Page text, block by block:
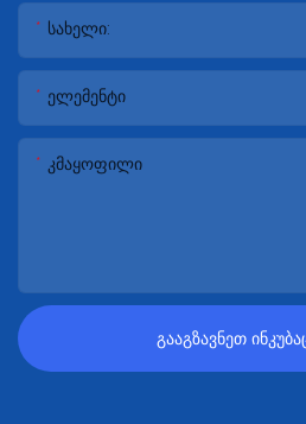
Სახელი:
Ელემენტი
Კმაყოფილი
Გააგზავნეთ